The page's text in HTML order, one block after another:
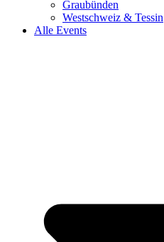
Graubünden
Westschweiz & Tessin
Alle Events